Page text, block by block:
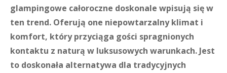
glampingowe całoroczne doskonale wpisują się w
ten trend. Oferują one niepowtarzalny klimat i
komfort, który przyciąga gości spragnionych
kontaktu z naturą w luksusowych warunkach. Jest
to doskonała alternatywa dla tradycyjnych